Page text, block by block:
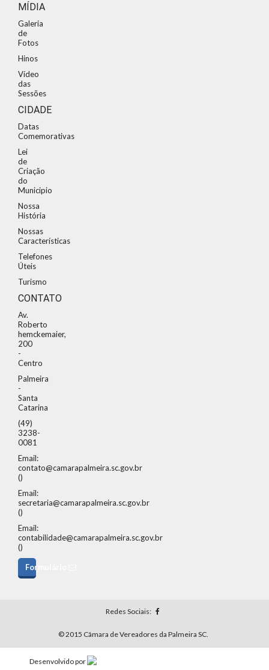
MÍDIA
Galeria
de
Fotos
Hinos
Vídeo
das
Sessões
CIDADE
Datas
Comemorativas
Lei
de
Criação
do
Municipio
Nossa
História
Nossas
Características
Telefones
Úteis
Turismo
CONTATO
Av.
Roberto
hemckemaier,
200
-
Centro
Palmeira
-
Santa
Catarina
(49)
3238-
0081
Email:
contato@camarapalmeira.sc.gov.br
()
Email:
secretaria@camarapalmeira.sc.gov.br
()
Email:
contabilidade@camarapalmeira.sc.gov.br
()
Formulário
Redes Sociais:
© 2015 Câmara de Vereadores da Palmeira SC.
Desenvolvido por